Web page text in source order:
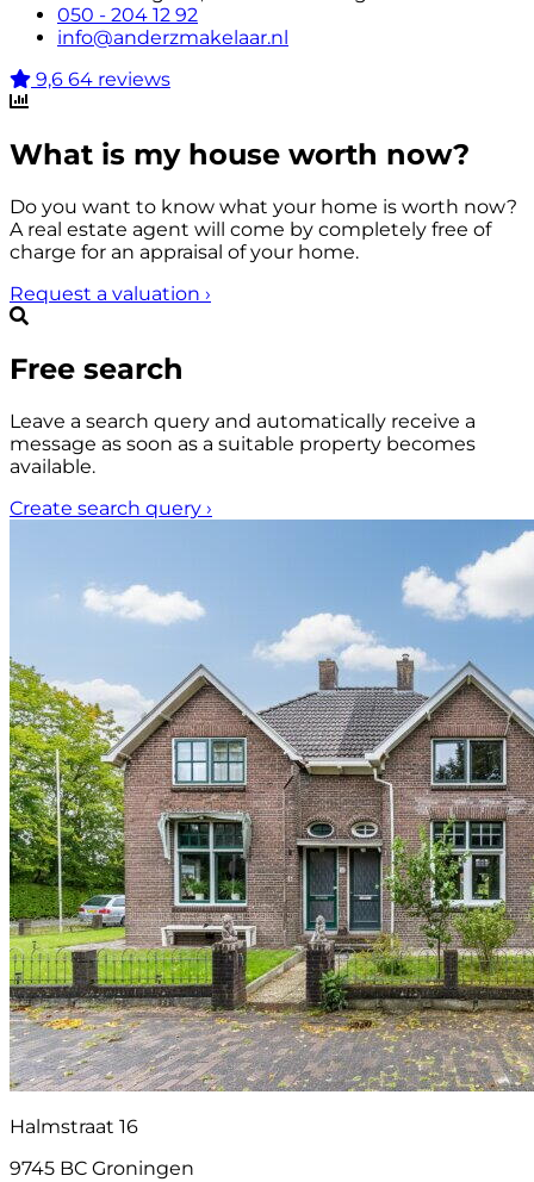
050 - 204 12 92
info@anderzmakelaar.nl
9,6 64 reviews
What is my house worth now?
Do you want to know what your home is worth now?
A real estate agent will come by completely free of
charge for an appraisal of your home.
Request a valuation ›
Free search
Leave a search query and automatically receive a
message as soon as a suitable property becomes
available.
Create search query ›
Halmstraat 16
9745 BC Groningen